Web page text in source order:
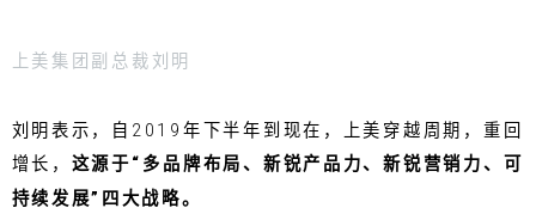
上美集团副总裁刘明
刘明表示，自2019年下半年到现在，上美穿越周期，重回
增长， 这源于“多品牌布局、新锐产品力、新锐营销力、可
持续发展”四大战略。